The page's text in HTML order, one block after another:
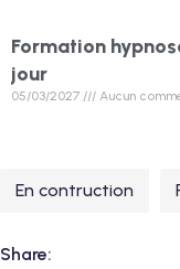
Formation
jour
05/03/2027 Aucun
En contruction
Share: